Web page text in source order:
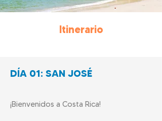
Itinerario
DÍA 01: SAN JOSÉ
¡Bienvenidos a Costa Rica!